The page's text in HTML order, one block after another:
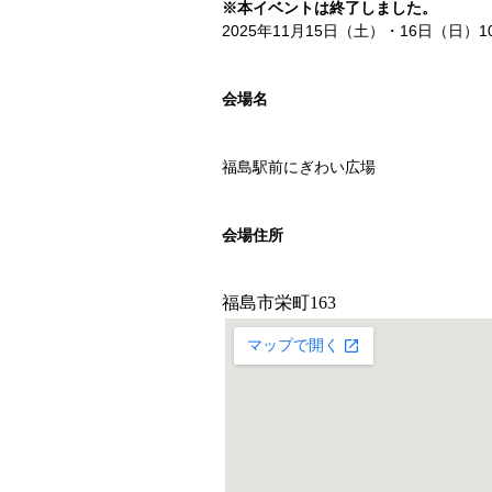
※本イベントは終了しました。
2025年11月15日（土）・16日（日）
会場名
福島駅前にぎわい広場
会場住所